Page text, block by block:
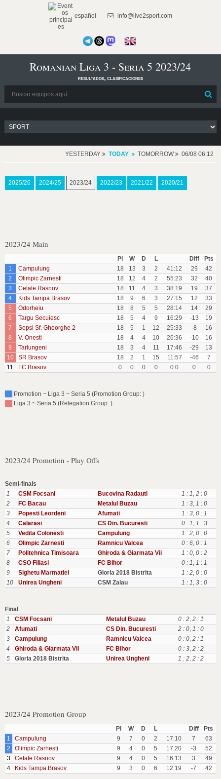
español info@live2sport.com
Romanian Liga 3 - Seria 5 2023/24
resultados, clasificaciones
YESTERDAY TODAY TOMORROW 06/08 06:12
2025/26 2024/25 2023/24 2022/23 2021/22 2020/21
2023/24 Main
Pl W D L Diff
Pts
1
Campulung 18 13 3 2 41:12 29
42
2
Olimpic Zarnesti 18 12 4 2 55:23 32
40
3
Cetate Rasnov 18 11 4 3 38:19 19
37
4
Kids Tampa Brasov 18 9 6 3 27:15 12
33
5
Odorheiu 18 8 5 5 28:14 14
29
6
Targu Secuiesc 18 5 4 9 16:29 -13
19
7
Sepsi Sf. Gheorghe 2 18 5 1 12 25:33 -8
16
8
V. Onesti 18 4 4 10 26:36 -10
16
9
Tarlungeni 18 3 4 11 17:46 -29
13
10
SR Brasov 18 2 1 15 11:57 -46
7
11
FC Brasov 0 0 0 0 0:0 0 0
Promotion ~ Liga 3 ~ Seria 5 (Promotion Group: )
Liga 3 ~ Seria 5 (Relegation Group: )
2023/24 Promotion - Play Offs
Semi-finals
1
CSM Focsani Bucovina Radauti 1 : 1, 2 : 0
2
FC Bacau Metalul Buzau 1 : 3, 1 : 0
3
Popesti Leordeni Afumati 1 : 3, 0 : 1
4
Calarasi CS Din. Bucuresti 0 : 1, 1 : 3
5
Vedita Colonesti Campulung 1 : 2, 0 : 0
6
Olimpic Zarnesti Ramnicu Valcea 0 : 6, 0 : 1
7
Politehnica Timisoara Ghiroda & Giarmata Vii 1 : 0, 0 : 2
8
CSO Filiasi FC Bihor 0 : 1, 1 : 1
9
Sighetu Marmatiei Gloria 2018 Bistrita 1 : 2, 0 : 0
10
Unirea Ungheni CSM Zalau 1 : 1, 3 : 0
Final
1
CSM Focsani Metalul Buzau 0 : 2, 2 : 1
2
Afumati CS Din. Bucuresti 2 : 0, 1 : 0
3
Campulung Ramnicu Valcea 0 : 0, 2 : 1
4
Ghiroda & Giarmata Vii FC Bihor 0 : 3, 2 : 2
5
Gloria 2018 Bistrita Unirea Ungheni 1 : 2, 2 : 2
2023/24 Promotion Group
Pl W D L Diff
Pts
1
Campulung 9 7 0 2 17:10 7
63
2
Olimpic Zarnesti 9 4 0 5 17:20 -3
52
3
Cetate Rasnov 9 4 0 5 16:13 3
49
4
Kids Tampa Brasov 9 3 0 6 12:19 -7 42